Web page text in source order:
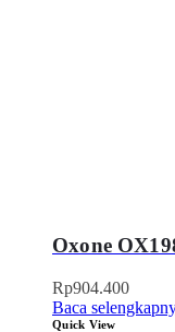
Oxone
Rp904.400
Baca
Quick View